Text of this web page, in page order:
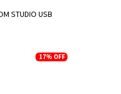
STUDIO USB
17% OFF